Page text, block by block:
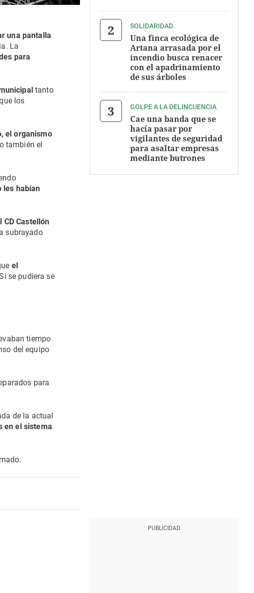
una pantalla
La
para
tanto
los
el organismo
también el
les habían
Castellón
subrayado
el
se pudiera se
tiempo
del equipo
para
de la actual
en el sistema
SOLIDARIDAD
Una finca ecológica de
Artana arrasada por el
incendio busca renacer
con el apadrinamiento
de sus árboles
GOLPE A LA DELINCUENCIA
Cae una banda que se
hacía pasar por
vigilantes de seguridad
para asaltar empresas
mediante butrones